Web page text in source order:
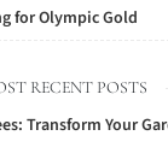
for Olympic Gold
RECENT POSTS
Transform Your